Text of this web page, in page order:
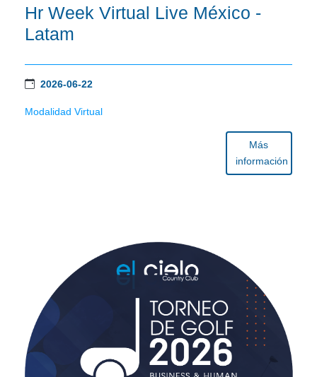
Hr Week Virtual Live México -
Latam
2026-06-22
Modalidad Virtual
Más
información